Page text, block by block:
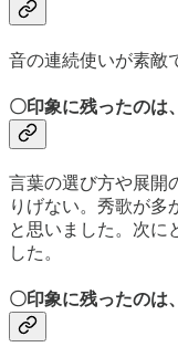
音の連続使いが素敵
〇印象に残ったのは
言葉の選び方や展開
りげない。秀歌が多
と思いました。次に
した。
〇印象に残ったのは